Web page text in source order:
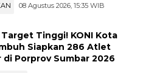
08 Agustus 2026, 15:35 WIB
Target Tinggi! KONI Kota
Siapkan 286 Atlet
di Porprov Sumbar 2026